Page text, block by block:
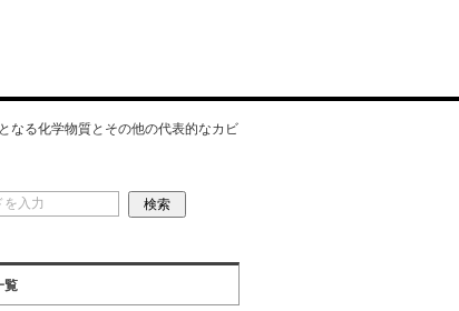
なる化学物質とその他の代表的なカビ
覧